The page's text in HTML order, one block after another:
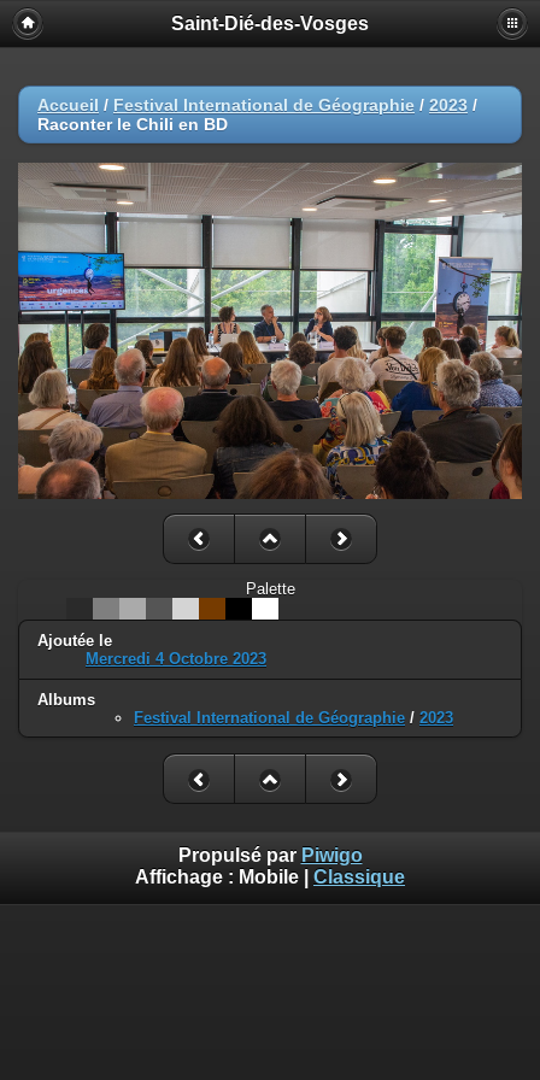
Saint-Dié-des-Vosges
Accueil / Festival International de Géographie / 2023 /
Raconter le Chili en BD
Palette
Ajoutée le
Mercredi 4 Octobre 2023
Albums
Festival International de Géographie / 2023
Propulsé par Piwigo
Affichage : Mobile Classique